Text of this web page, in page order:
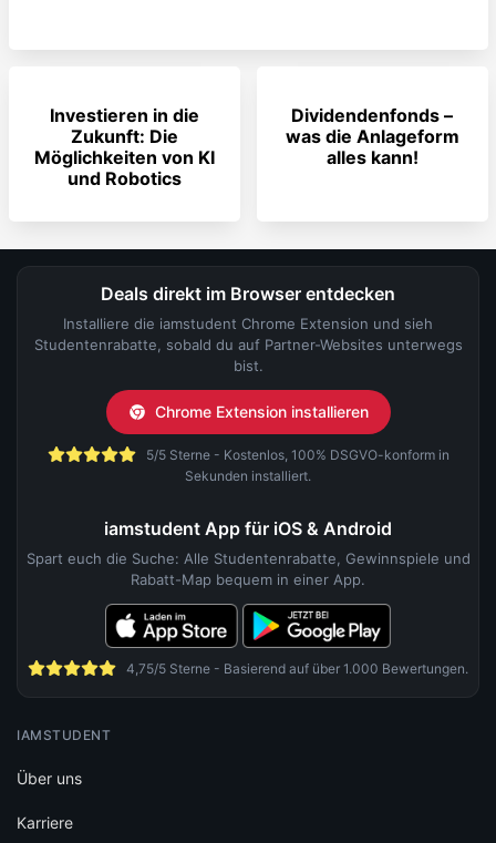
Investieren in die
Zukunft: Die
Möglichkeiten von KI
und Robotics
Dividendenfonds –
was die Anlageform
alles kann!
Deals direkt im Browser entdecken
Installiere die iamstudent Chrome Extension und sieh
Studentenrabatte, sobald du auf Partner-Websites unterwegs
bist.
Chrome Extension installieren
5/5 Sterne - Kostenlos, 100% DSGVO-konform in
Sekunden installiert.
iamstudent App für iOS & Android
Spart euch die Suche: Alle Studentenrabatte, Gewinnspiele und
Rabatt-Map bequem in einer App.
4,75/5 Sterne - Basierend auf über 1.000 Bewertungen.
IAMSTUDENT
Über uns
Karriere